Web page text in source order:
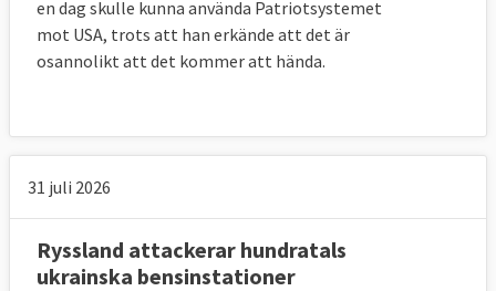
en dag skulle kunna använda Patriotsystemet
mot USA, trots att han erkände att det är
osannolikt att det kommer att hända.
31 juli 2026
Ryssland attackerar hundratals
ukrainska bensinstationer